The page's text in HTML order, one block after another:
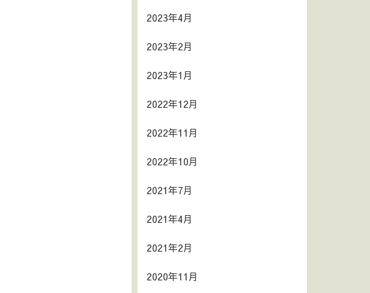
2023年4月
2023年2月
2023年1月
2022年12月
2022年11月
2022年10月
2021年7月
2021年4月
2021年2月
2020年11月